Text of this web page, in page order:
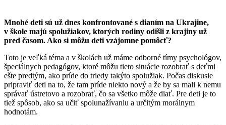
Mnohé deti sú už dnes konfrontované s dianím na Ukrajine,
v škole majú spolužiakov, ktorých rodiny odišli z krajiny už
pred časom. Ako si môžu deti vzájomne pomôcť?
Toto je veľká téma a v školách už máme odborné tímy psychológov,
špeciálnych pedagógov, ktoré môžu tieto situácie rozobrať s deťmi
ešte predtým, ako príde do triedy takýto spolužiak. Počas diskusie
pripraviť deti na to, že tam príde niekto nový a že by sa mali k nemu
správať ústretovo a rozobrať, čo sa všetko môže diať. Pre deti je to
tiež spôsob, ako sa učiť spolunažívaniu a určitým morálnym
hodnotám.